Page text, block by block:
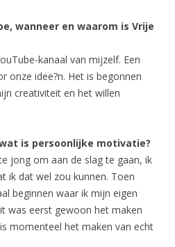
wanneer en waarom is Vrije
kanaal van mijzelf. Een
onze idee?n. Het is begonnen
creativiteit en het willen
is persoonlijke motivatie?
jong om aan de slag te gaan, ik
ik dat wel zou kunnen. Toen
beginnen waar ik mijn eigen
was eerst gewoon het maken
momenteel het maken van echt